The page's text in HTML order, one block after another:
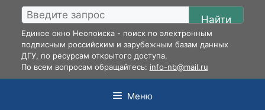
Перейти
содержимому
Найти
Единое окно Неопоиска - поиск по электронным
подписным российским и зарубежным базам данных
ДГУ, по ресурсам открытого доступа.
По всем вопросам обращайтесь: info-nb@mail.ru
Меню